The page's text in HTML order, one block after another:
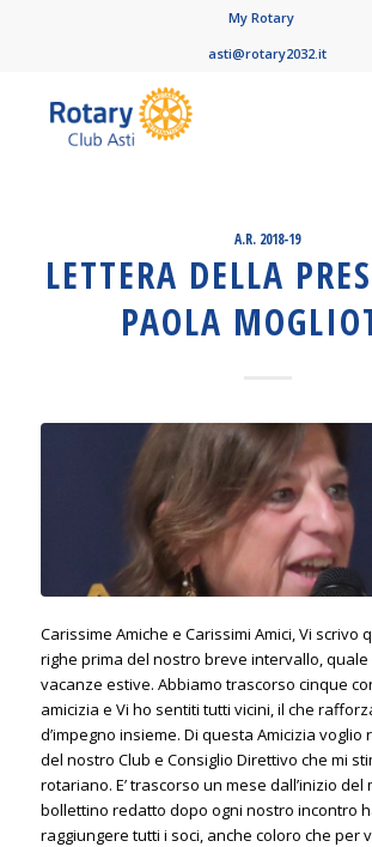
My Rotary
asti@rotary2032.it
A.R. 2018-19
LETTERA DELLA
PAOLA
Carissime Amiche e Carissimi Amici, Vi scrivo
righe prima del nostro breve intervallo, quale
vacanze estive. Abbiamo trascorso cinque
amicizia e Vi ho sentiti tutti vicini, il che
d’impegno insieme. Di questa Amicizia voglio
del nostro Club e Consiglio Direttivo che mi
rotariano. E’ trascorso un mese dall’inizio del
bollettino redatto dopo ogni nostro incontro
raggiungere tutti i soci, anche coloro che per